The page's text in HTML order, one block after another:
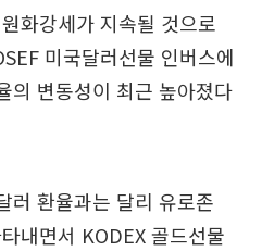
화강세가 지속될 것으로
미국달러선물 인버스에
의 변동성이 최근 높아졌다
러 환율과는 달리 유로존
내면서 KODEX 골드선물